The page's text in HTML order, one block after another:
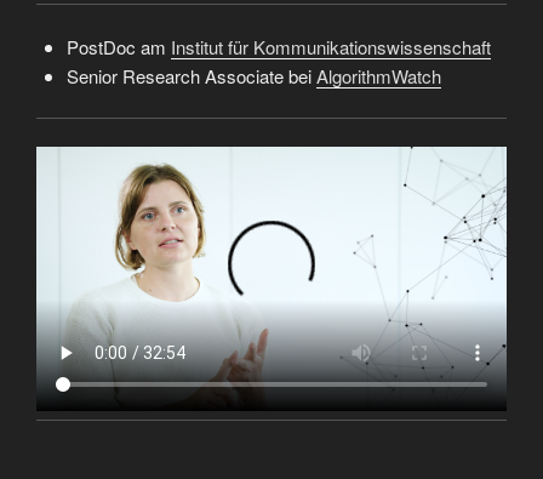
PostDoc am Institut für Kommunikationswissenschaft
Senior Research Associate beiAlgorithmWatch